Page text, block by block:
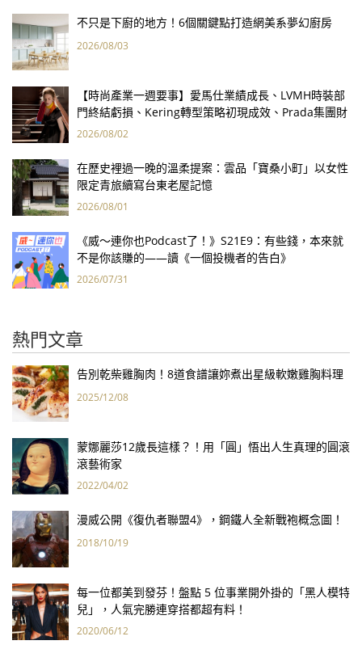
不只是下廚的地方！6個關鍵點打造網美系夢幻廚房
2026/08/03
【時尚產業一週要事】愛馬仕業績成長、LVMH時裝部
門終結虧損、Kering轉型策略初現成效、Prada集團財
報亮眼
2026/08/02
在歷史裡過一晚的溫柔提案：雲品「寶桑小町」以女性
限定青旅續寫台東老屋記憶
2026/08/01
《威～連你也Podcast了！》S21E9：有些錢，本來就
不是你該賺的——讀《一個投機者的告白》
2026/07/31
熱門文章
告別乾柴雞胸肉！8道食譜讓妳煮出星級軟嫩雞胸料理
2025/12/08
蒙娜麗莎12歲長這樣？！用「圓」悟出人生真理的圓滾
滾藝術家
2022/04/02
漫威公開《復仇者聯盟4》，鋼鐵人全新戰袍概念圖！
2018/10/19
每一位都美到發芬！盤點 5 位事業開外掛的「黑人模特
兒」，人氣完勝連穿搭都超有料！
2020/06/12